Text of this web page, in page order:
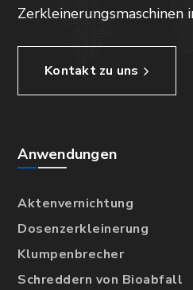
Zerkleinerungsmaschinen
Kontakt zu uns
Anwendungen
Aktenvernichtung
Dosenzerkleinerung
Klumpenbrecher
Schreddern von Bioabfall